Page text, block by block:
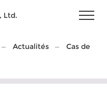
Actualités
Cas de